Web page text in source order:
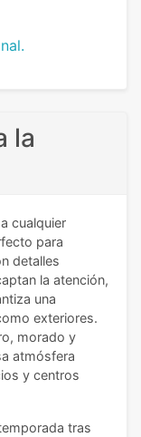
la
cualquier
para
detalles
la atención,
una
exteriores.
morado y
atmósfera
y centros
tras